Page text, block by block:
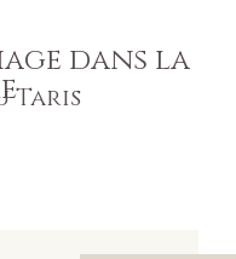
dans la
Taris